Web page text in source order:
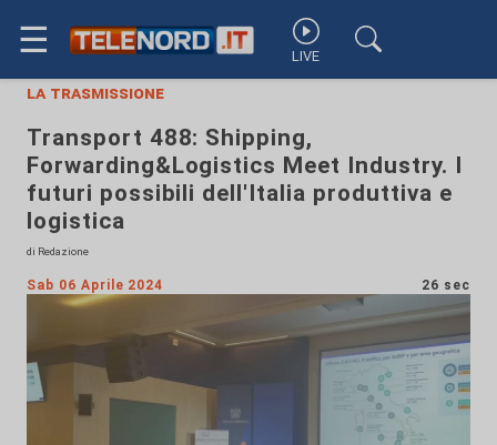
☰ LIVE
la trasmissione
Transport 488: Shipping,
Forwarding&Logistics Meet Industry. I
futuri possibili dell'Italia produttiva e
logistica
di Redazione
Sab 06 Aprile 2024 26 sec